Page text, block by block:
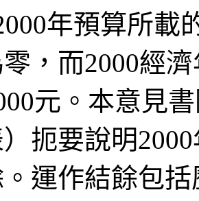
年預算所載
，而2000經
元。本意見
扼要說明2000
。運作結餘包